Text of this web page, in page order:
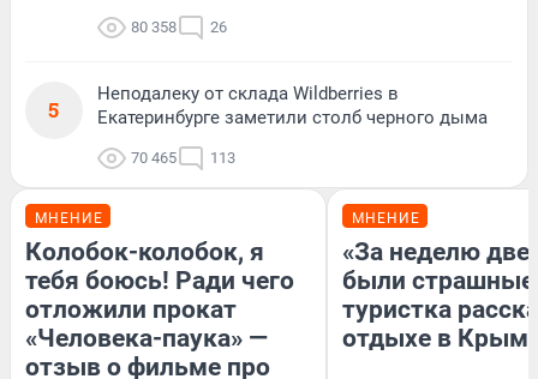
80 358 26
5
Неподалеку от склада Wildberries в
Екатеринбурге заметили столб черного дыма
70 465 113
МНЕНИЕ
Колобок-колобок, я
тебя боюсь! Ради чего
отложили прокат
«Человека-паука» —
отзыв о фильме про
МНЕНИЕ
«За неделю две
были
туристка
отдыхе в